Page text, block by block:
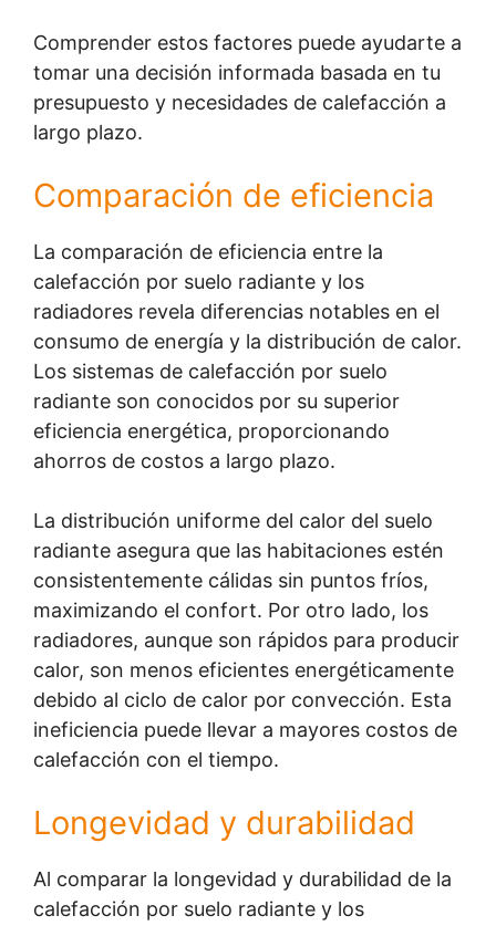
Comprender estos factores puede ayudarte a
tomar una decisión informada basada en tu
presupuesto y necesidades de calefacción a
largo plazo.
Comparación de eficiencia
La comparación de eficiencia entre la
calefacción por suelo radiante y los
radiadores revela diferencias notables en el
consumo de energía y la distribución de calor.
Los sistemas de calefacción por suelo
radiante son conocidos por su superior
eficiencia energética, proporcionando
ahorros de costos a largo plazo.
La distribución uniforme del calor del suelo
radiante asegura que las habitaciones estén
consistentemente cálidas sin puntos fríos,
maximizando el confort. Por otro lado, los
radiadores, aunque son rápidos para producir
calor, son menos eficientes energéticamente
debido al ciclo de calor por convección. Esta
ineficiencia puede llevar a mayores costos de
calefacción con el tiempo.
Longevidad y durabilidad
Al comparar la longevidad y durabilidad de la
calefacción por suelo radiante y los